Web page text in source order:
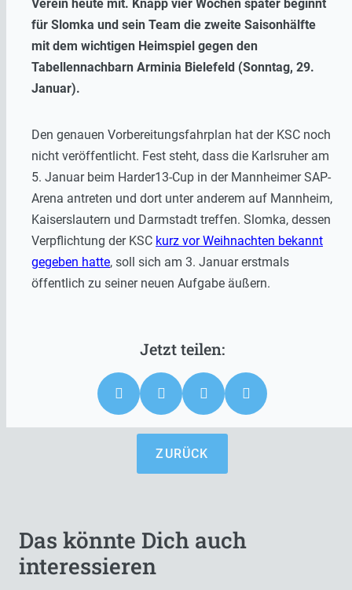
Verein heute mit. Knapp vier Wochen später beginnt
für Slomka und sein Team die zweite Saisonhälfte
mit dem wichtigen Heimspiel gegen den
Tabellennachbarn Arminia Bielefeld (Sonntag, 29.
Januar).
Den genauen Vorbereitungsfahrplan hat der KSC noch
nicht veröffentlicht. Fest steht, dass die Karlsruher am
5. Januar beim Harder13-Cup in der Mannheimer SAP-
Arena antreten und dort unter anderem auf Mannheim,
Kaiserslautern und Darmstadt treffen. Slomka, dessen
Verpflichtung der KSC kurz vor Weihnachten bekannt
gegeben hatte, soll sich am 3. Januar erstmals
öffentlich zu seiner neuen Aufgabe äußern.
ZURÜCK
Das könnte Dich auch
interessieren